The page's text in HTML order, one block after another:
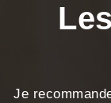
Je